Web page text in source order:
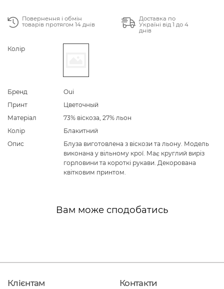
Повернення і обмін
товарів протягом 14 днів
Доставка по
Україні від 1 до 4
днів
Колір
Бренд
Oui
Принт
Цветочный
Матеріал
73% віскоза, 27% льон
Колір
Блакитний
Опис
Блуза виготовлена з віскози та льону. Модель
виконана у вільному крої. Має круглий виріз
горловини та короткі рукави. Декорована
квітковим принтом.
Вам може сподобатись
Клієнтам Контакти